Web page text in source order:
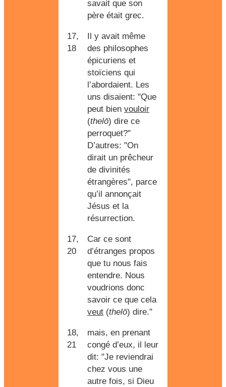
savait que son
père était grec.
17,
18
Il y avait même
des philosophes
épicuriens et
stoïciens qui
l’abordaient. Les
uns disaient: "Que
peut bien vouloir
(thelō) dire ce
perroquet?"
D’autres: "On
dirait un prêcheur
de divinités
étrangères", parce
qu’il annonçait
Jésus et la
résurrection.
17,
20
Car ce sont
d’étranges propos
que tu nous fais
entendre. Nous
voudrions donc
savoir ce que cela
veut (thelō) dire."
18,
21
mais, en prenant
congé d’eux, il leur
dit: "Je reviendrai
chez vous une
autre fois, si Dieu